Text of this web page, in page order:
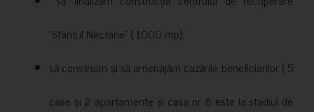
”Sfântul Nectarie” ( 1000 mp);
să construim și să amenajăm cazările beneficiarilor ( 5
case și 2 apartamente și casa nr 8 este la stadiul de